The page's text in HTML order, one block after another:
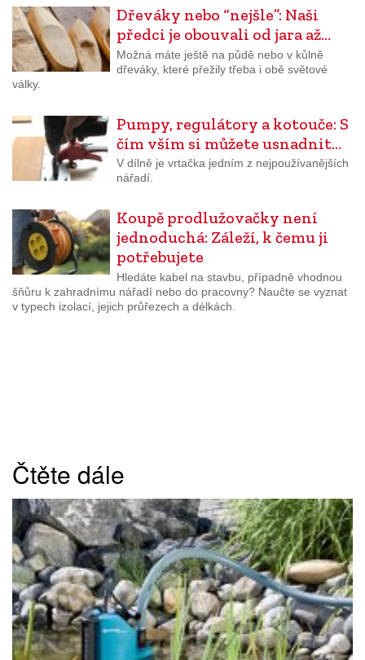
Dřeváky nebo “nejšle”: Naši
předci je obouvali od jara až…
Možná máte ještě na půdě nebo v kůlně
dřeváky, které přežily třeba i obě světové
války.
Pumpy, regulátory a kotouče: S
čím vším si můžete usnadnit…
V dílně je vrtačka jedním z nejpoužívanějších
nářadí.
Koupě prodlužovačky není
jednoduchá: Záleží, k čemu ji
potřebujete
Hledáte kabel na stavbu, případně vhodnou
šňůru k zahradnímu nářadí nebo do pracovny? Naučte se vyznat
v typech izolací, jejich průřezech a délkách.
Čtěte dále